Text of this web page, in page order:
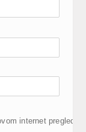
internet